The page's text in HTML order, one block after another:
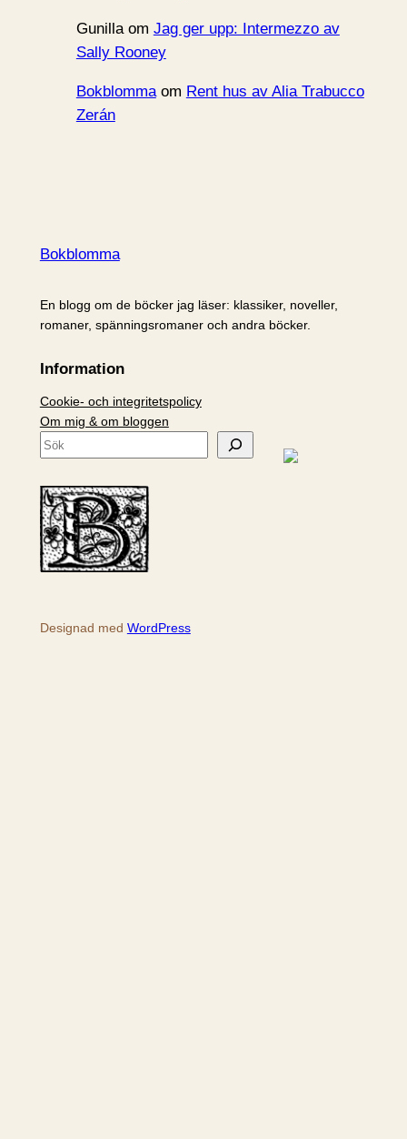
Gunillaom Jag ger upp: Intermezzo av
Sally Rooney
Bokblommaom Rent hus av Alia Trabucco
Zerán
Bokblomma
En blogg om de böcker jag läser: klassiker, noveller,
romaner, spänningsromaner och andra böcker.
Information
Cookie- och integritetspolicy
Om mig & om bloggen
S
k
Designad med WordPress